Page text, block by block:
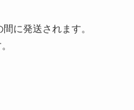
に発送されます。